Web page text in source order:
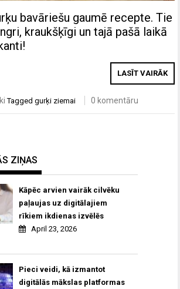
bavāriešu gaumē recepte. Tie
kraukšķīgi un tajā pašā laikā
LASĪT VAIRĀK
Taggedgurķi ziemai 0 komentāru
ZIŅAS
Kāpēc arvien vairāk cilvēku
paļaujas uz digitālajiem
rīkiem ikdienas izvēlēs
April 23, 2026
Pieci veidi, kā izmantot
digitālās mākslas platformas